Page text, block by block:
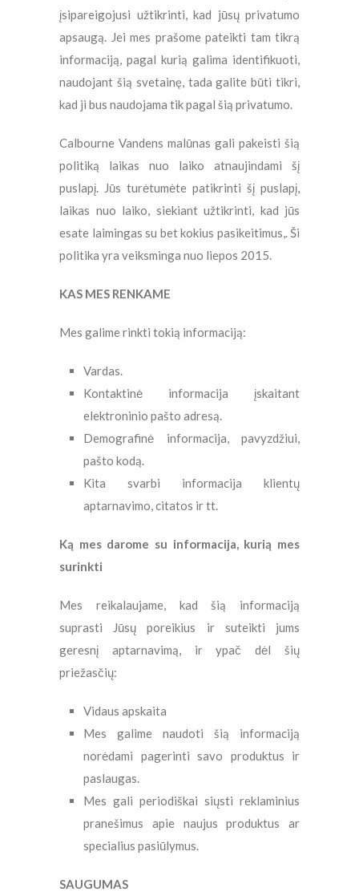
įsipareigojusi užtikrinti, kad jūsų privatumo
apsaugą. Jei mes prašome pateikti tam tikrą
informaciją, pagal kurią galima identifikuoti,
naudojant šią svetainę, tada galite būti tikri,
kad ji bus naudojama tik pagal šią privatumo.
Calbourne Vandens malūnas gali pakeisti šią
politiką laikas nuo laiko atnaujindami šį
puslapį. Jūs turėtumėte patikrinti šį puslapį,
laikas nuo laiko, siekiant užtikrinti, kad jūs
esate laimingas su bet kokius pasikeitimus,. Ši
politika yra veiksminga nuo liepos 2015.
KAS MES RENKAME
Mes galime rinkti tokią informaciją:
Vardas.
Kontaktinė informacija įskaitant
elektroninio pašto adresą.
Demografinė informacija, pavyzdžiui,
pašto kodą.
Kita svarbi informacija klientų
aptarnavimo, citatos ir tt.
Ką mes darome su informacija, kurią mes
surinkti
Mes reikalaujame, kad šią informaciją
suprasti Jūsų poreikius ir suteikti jums
geresnį aptarnavimą, ir ypač dėl šių
priežasčių:
Vidaus apskaita
Mes galime naudoti šią informaciją
norėdami pagerinti savo produktus ir
paslaugas.
Mes gali periodiškai siųsti reklaminius
pranešimus apie naujus produktus ar
specialius pasiūlymus.
SAUGUMAS